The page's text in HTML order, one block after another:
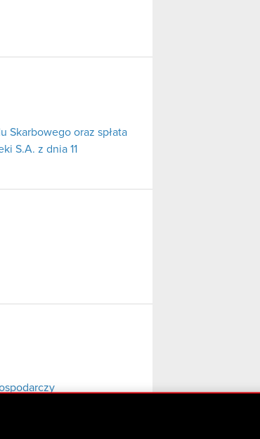
Skarbowego oraz spłata
S.A. z dnia 11